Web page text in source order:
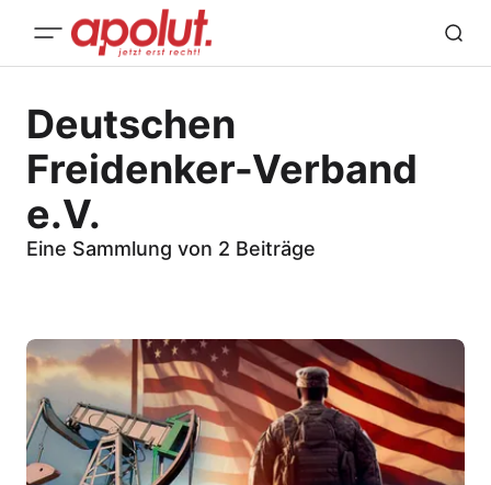
Deutschen
Freidenker-Verband
e.V.
Eine Sammlung von 2 Beiträge